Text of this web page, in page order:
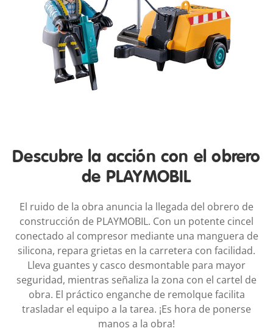
Descubre la acción con el obrero
de PLAYMOBIL
El ruido de la obra anuncia la llegada del obrero de
construcción de PLAYMOBIL. Con un potente cincel
conectado al compresor mediante una manguera de
silicona, repara grietas en la carretera con facilidad.
Lleva guantes y casco desmontable para mayor
seguridad, mientras señaliza la zona con el cartel de
obra. El práctico enganche de remolque facilita
trasladar el equipo a la tarea. ¡Es hora de ponerse
manos a la obra!